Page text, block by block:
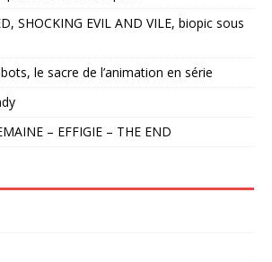
SHOCKING EVIL AND VILE, biopic sous
le sacre de l’animation en série
– EFFIGIE – THE END